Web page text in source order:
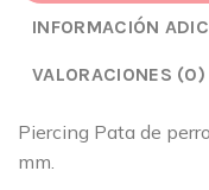
INFORMACIÓN
VALORACIONES (0)
Piercing Pata de
mm.